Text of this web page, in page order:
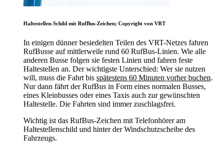
Haltestellen-Schild mit RufBus-Zeichen; Copyright von VRT
In einigen dünner besiedelten Teilen des VRT-Netzes fahren
RufBusse auf mittlerweile rund 60 RufBus-Linien. Wie alle
anderen Busse folgen sie festen Linien und fahren feste
Haltestellen an. Der wichtigste Unterschied: Wer sie nutzen
will, muss die Fahrt bis spätestens 60 Minuten vorher buchen.
Nur dann fährt der RufBus in Form eines normalen Busses,
eines Kleinbusses oder eines Taxis auch zur gewünschten
Haltestelle. Die Fahrten sind immer zuschlagsfrei.
Wichtig ist das RufBus-Zeichen mit Telefonhörer am
Haltestellenschild und hinter der Windschutzscheibe des
Fahrzeugs.